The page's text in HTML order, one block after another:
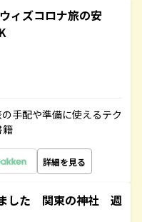
ィズコロナ旅の安
手配や準備に使えるテク
籍
詳細を見る
した 関東の神社 週